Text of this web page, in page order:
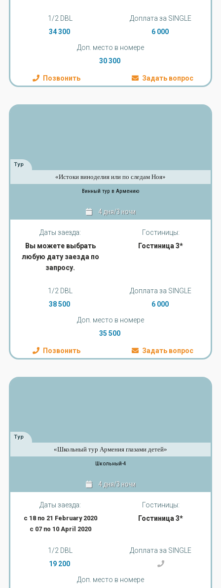
1/2 DBL
34 300
Доплата за SINGLE
6 000
Доп. место в номере
30 300
Позвонить Задать вопрос
Тур
«Истоки виноделия или по следам Ноя»
Винный тур в Армению
4 дня/3 ночи
Даты заезда:
Вы можете выбрать
любую дату заезда по
запросу.
Гостиницы:
Гостиница 3*
1/2 DBL
38 500
Доплата за SINGLE
6 000
Доп. место в номере
35 500
Позвонить Задать вопрос
Тур
«Школьный тур Армения глазами детей»
Школьный-4
4 дня/3 ночи
Даты заезда:
с 18 по 21 February 2020
с 07 по 10 April 2020
Гостиницы:
Гостиница 3*
1/2 DBL
19 200
Доплата за SINGLE
Доп. место в номере